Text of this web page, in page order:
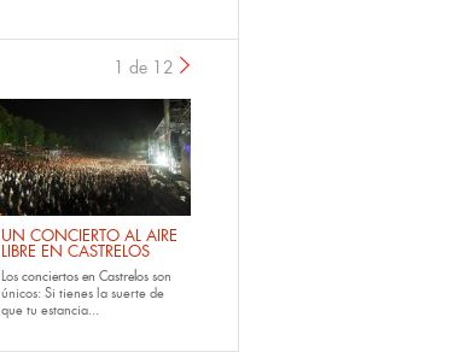
UN CONCIERTO AL AIRE
LIBRE EN CASTRELOS
Los conciertos en Castrelos son
únicos: Si tienes la suerte de
que tu estancia...
1 de 12